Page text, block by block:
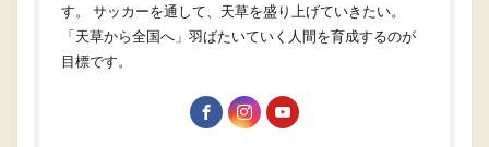
す。 サッカーを通して、天草を盛り上げていきたい。
「天草から全国へ」羽ばたいていく人間を育成するのが
目標です。